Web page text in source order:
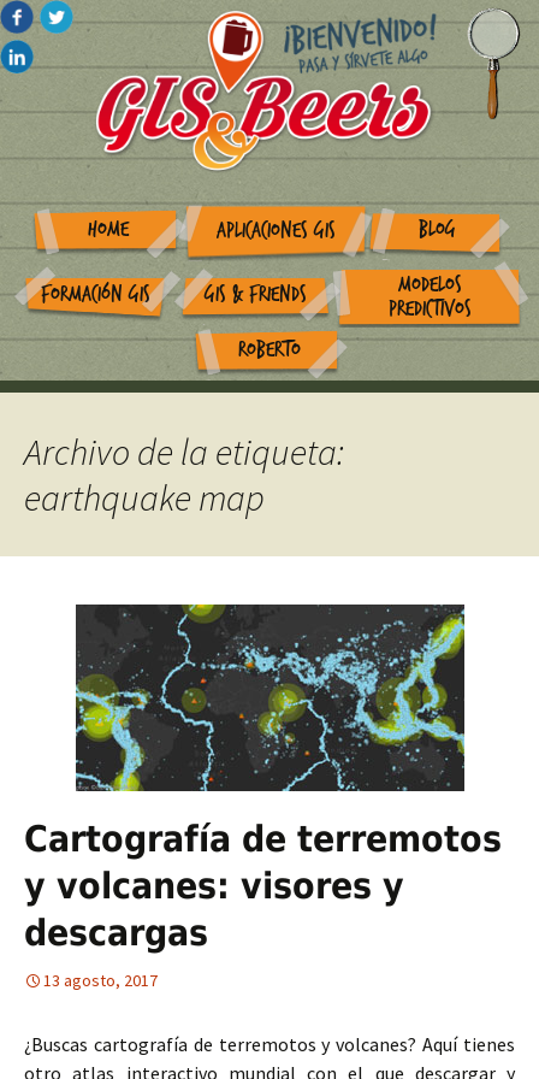
HOME APLICACIONES GIS BLOG
FORMACIÓN GIS GIS & FRIENDS
MODELOS
PREDICTIVOS
ROBERTO
Archivo de la etiqueta:
earthquake map
Cartografía de terremotos
y volcanes: visores y
descargas
13 agosto, 2017
¿Buscas cartografía de terremotos y volcanes? Aquí tienes
otro atlas interactivo mundial con el que descargar y